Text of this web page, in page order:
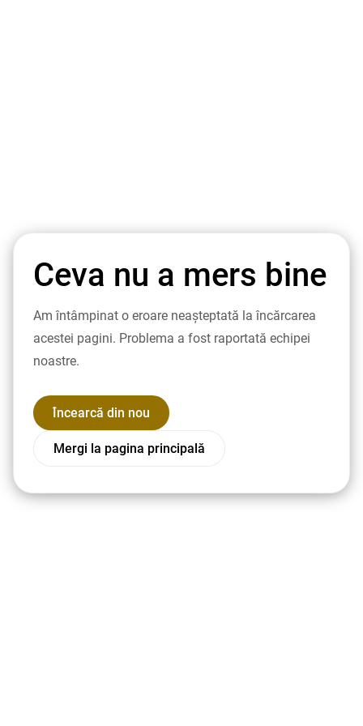
Ceva nu a mers bine
Am întâmpinat o eroare neașteptată la încărcarea
acestei pagini. Problema a fost raportată echipei
noastre.
Încearcă din nou
Mergi la pagina principală